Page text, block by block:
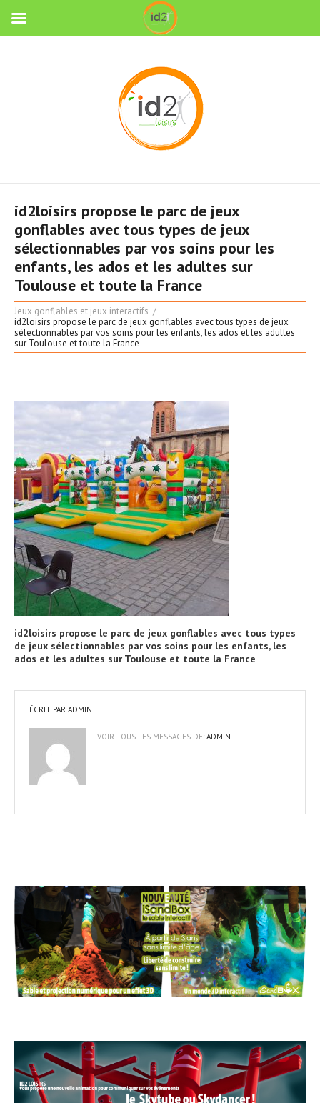
id2loisirs propose le parc de jeux
gonflables avec tous types de jeux
sélectionnables par vos soins pour les
enfants, les ados et les adultes sur
Toulouse et toute la France
Jeux gonflables et jeux interactifs
id2loisirs propose le parc de jeux gonflables avec tous types de jeux
sélectionnables par vos soins pour les enfants, les ados et les adultes
sur Toulouse et toute la France
id2loisirs propose le parc de jeux gonflables avec tous types
de jeux sélectionnables par vos soins pour les enfants, les
ados et les adultes sur Toulouse et toute la France
ÉCRIT PAR ADMIN
VOIR TOUS LES MESSAGES DE: ADMIN